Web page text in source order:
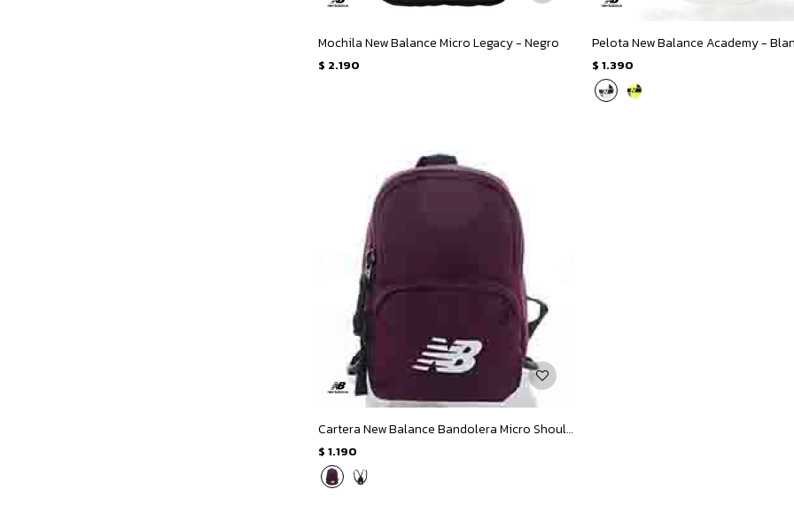
Mochila New Balance Micro Legacy - Negro
$ 2.190
Pelota New Balance Academy -
$ 1.390
Cartera New Balance Bandolera Micro Shoulder - Bordó - Blanco
$ 1.190